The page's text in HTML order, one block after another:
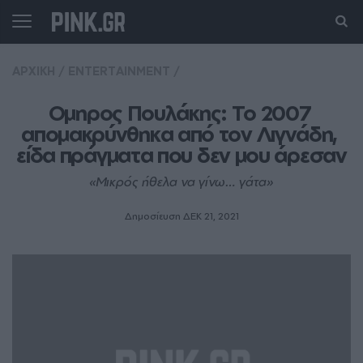
Ομηρος Πουλάκης: Το 2007
απομακρύνθηκα από τον Λιγνάδη,
είδα πράγματα που δεν μου άρεσαν
«Μικρός ήθελα να γίνω… γάτα»
Δημοσίευση ΔΕΚ 21, 2021